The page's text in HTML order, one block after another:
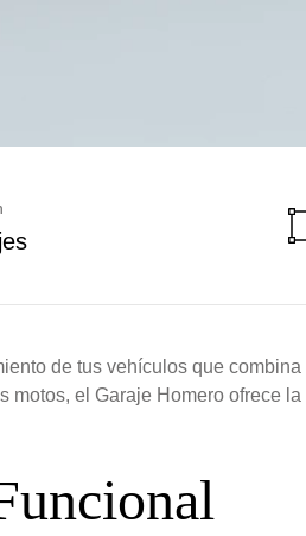
de tus vehículos que
motos, el Garaje Homero ofrece